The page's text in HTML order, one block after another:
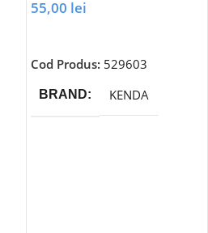
55,00 lei
Cod Produs: 529603
BRAND KENDA